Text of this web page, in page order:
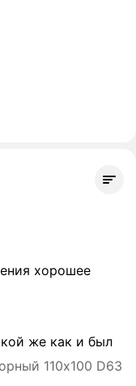
хорошее
же как и был
110х100 D63